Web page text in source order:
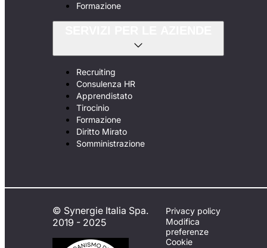
Formazione
Recruiting
Consulenza HR
Apprendistato
Tirocinio
Formazione
Diritto Mirato
Somministrazione
© Synergie Italia Spa.
2019 - 2025
Privacy policy
Modifica
preferenze
Cookie